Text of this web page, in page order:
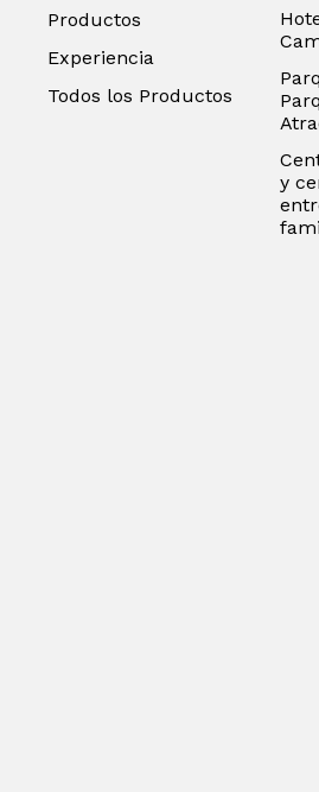
Productos
Experiencia
Todos los Productos
y